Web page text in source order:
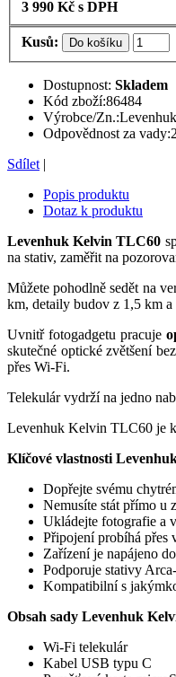
3 990 Kč s DPH
Kusů: Do košíku
Dostupnost: Skladem
Kód zboží:86484
Výrobce/Zn.:Levenhuk
Odpovědnost za vady:
Sdílet |
Popis produktu
Dotaz k produktu
Levenhuk Kelvin TLC60
na stativ, zaměřit na
Můžete pohodlně sedět na
km, detaily budov z 1,5 km
Uvnitř fotogadgetu pracuje
skutečné optické zvětšení
přes Wi-Fi.
Telekulár vydrží na jedno
Levenhuk Kelvin TLC60 je
Klíčové vlastnosti
Dopřejte svému
Nemusíte stát přímo u
Ukládejte fotografie a
Připojení probíhá přes
Zařízení je napájeno
Podporuje stativy
Kompatibilní s
Obsah sady Levenhuk
Wi-Fi telekulár
Kabel USB typu C